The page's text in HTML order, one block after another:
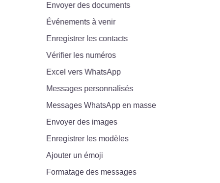
Envoyer des documents
Événements à venir
Enregistrer les contacts
Vérifier les numéros
Excel vers WhatsApp
Messages personnalisés
Messages WhatsApp en masse
Envoyer des images
Enregistrer les modèles
Ajouter un émoji
Formatage des messages